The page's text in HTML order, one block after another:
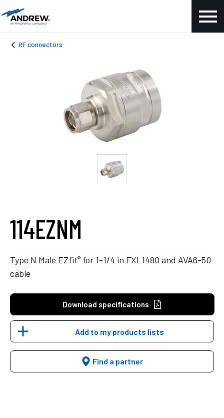
RF connectors
114EZNM
Type N Male EZfit® for 1-1/4 in FXL1480 and AVA6-50
cable
Download specifications
Add to my products lists
Find a partner